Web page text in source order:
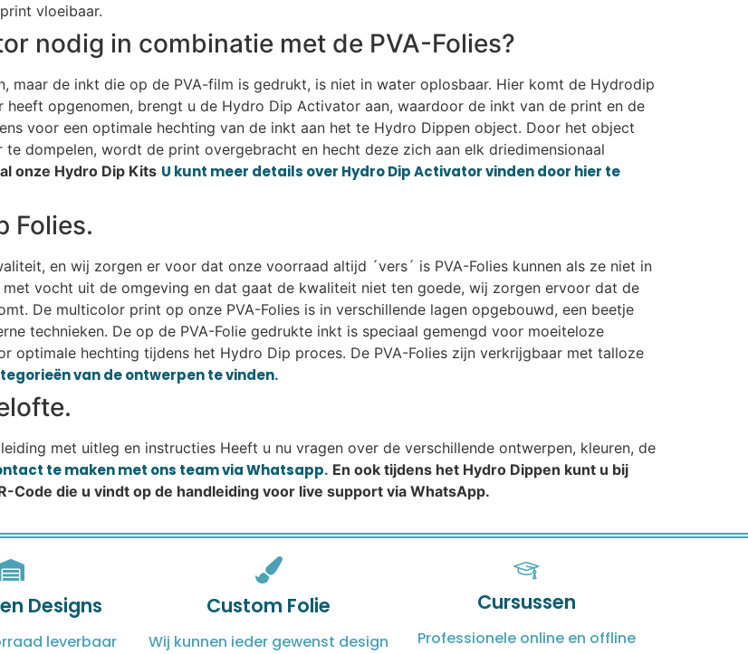
vloeibaar.
nodig in combinatie met de PVA-Folies?
maar de inkt die op de PVA-film is gedrukt, is niet in water oplosbaar. Hier komt de Hydrodip
opgenomen, brengt u de Hydro Dip Activator aan, waardoor de inkt van de print en de
voor een optimale hechting van de inkt aan het te Hydro Dippen object. Door het object
dompelen, wordt de print overgebracht en hecht deze zich aan elk driedimensionaal
onze Hydro Dip Kits U kunt meer details over Hydro Dip Activator vinden door hier te
Folies.
en wij zorgen er voor dat onze voorraad altijd ´vers´ is PVA-Folies kunnen als ze niet in
vocht uit de omgeving en dat gaat de kwaliteit niet ten goede, wij zorgen ervoor dat de
De multicolor print op onze PVA-Folies is in verschillende lagen opgebouwd, een beetje
technieken. De op de PVA-Folie gedrukte inkt is speciaal gemengd voor moeiteloze
optimale hechting tijdens het Hydro Dip proces. De PVA-Folies zijn verkrijgbaar met talloze
van de ontwerpen te vinden.
met uitleg en instructies Heeft u nu vragen over de verschillende ontwerpen, kleuren, de
te maken met ons team via Whatsapp. En ook tijdens het Hydro Dippen kunt u bij
Code die u vindt op de handleiding voor live support via WhatsApp.
Designs
leverbaar
Custom Folie
Wij kunnen ieder gewenst design
Cursussen
Professionele online en offline